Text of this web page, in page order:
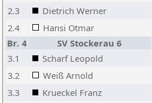
2.3
Dietrich Werner
2.4
Hansi Otmar
Br. 4 SV Stockerau 6
3.1
Scharf Leopold
3.2
Weiß Arnold
3.3
Krueckel Franz